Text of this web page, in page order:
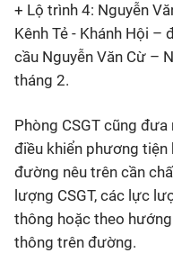
+ Lộ trình 4: Nguyễn
Kênh Tẻ - Khánh Hội –
cầu Nguyễn Văn Cừ –
tháng 2.
Phòng CSGT cũng
điều khiển phương tiện
đường nêu trên cần
lượng CSGT, các lực
thông hoặc theo
thông trên đường.